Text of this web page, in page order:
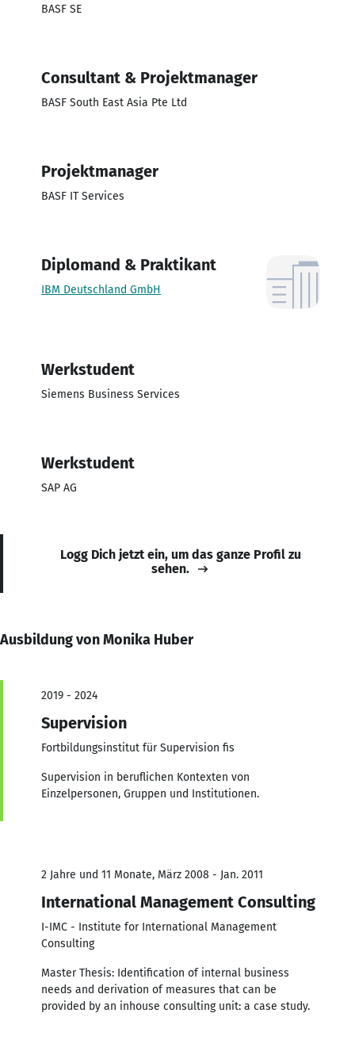
BASF SE
Consultant & Projektmanager
BASF South East Asia Pte Ltd
Projektmanager
BASF IT Services
Diplomand & Praktikant
IBM Deutschland GmbH
Werkstudent
Siemens Business Services
Werkstudent
SAP AG
Logg Dich jetzt ein, um das ganze Profil zu
sehen.
Ausbildung von Monika Huber
2019 - 2024
Supervision
Fortbildungsinstitut für Supervision fis
Supervision in beruflichen Kontexten von
Einzelpersonen, Gruppen und Institutionen.
2 Jahre und 11 Monate, März 2008 - Jan. 2011
International Management Consulting
I-IMC - Institute for International Management
Consulting
Master Thesis: Identification of internal business
needs and derivation of measures that can be
provided by an inhouse consulting unit: a case study.